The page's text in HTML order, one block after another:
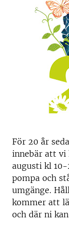
För 20 år
innebär att vi
augusti kl 10-
pompa och
umgänge.
kommer att
och där ni